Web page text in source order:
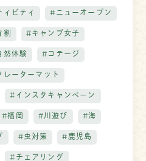
ィビティ #ニューオープン
割 #キャンプ女子
然体験 #コテージ
レーターマット
#インスタキャンペーン
#福岡 #川遊び #海
#虫対策 #鹿児島
#チェアリング